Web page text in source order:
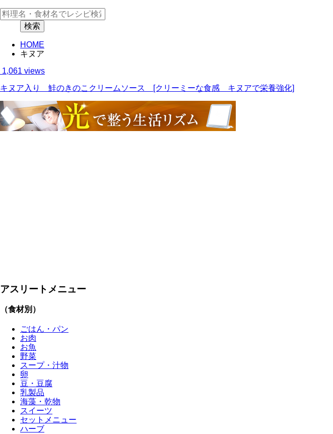
HOME
キヌア
1,061 views
キヌア入り 鮭のきのこクリームソース [クリーミーな食感 キヌアで栄養強化]
アスリートメニュー
（食材別）
ごはん・パン
お肉
お魚
野菜
スープ・汁物
卵
豆・豆腐
乳製品
海藻・乾物
スイーツ
セットメニュー
ハーブ